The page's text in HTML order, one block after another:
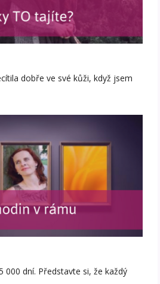
dobře ve své kůži, když jsem
000 dní. Představte si, že každý